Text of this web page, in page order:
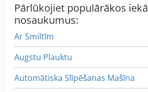
Pārlūkojiet populārākos
nosaukumus:
Ar Smiltīm
Augstu Plauktu
Automātiska Slīpēšanas Mašīna